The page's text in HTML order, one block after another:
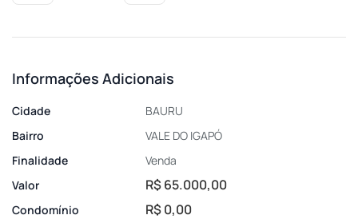
Informações Adicionais
Cidade
BAURU
Bairro
VALE DO IGAPÓ
Finalidade
Venda
Valor
R$ 65.000,00
Condomínio R$ 0,00